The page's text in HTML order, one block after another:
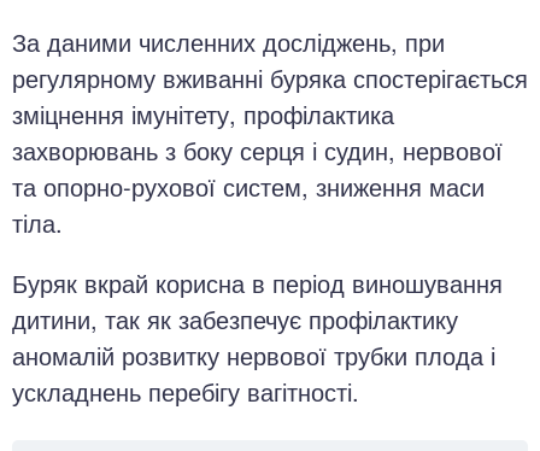
За даними численних досліджень, при
регулярному вживанні буряка спостерігається
зміцнення імунітету, профілактика
захворювань з боку серця і судин, нервової
та опорно-рухової систем, зниження маси
тіла.
Буряк вкрай корисна в період виношування
дитини, так як забезпечує профілактику
аномалій розвитку нервової трубки плода і
ускладнень перебігу вагітності.